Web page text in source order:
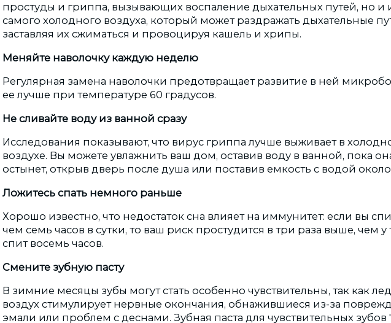
простуды и гриппа, вызывающих воспаление дыхательных путей, но и
самого холодного воздуха, который может раздражать дыхательные
заставляя их сжиматься и провоцируя кашель и хрипы.
Меняйте наволочку каждую неделю
Регулярная замена наволочки предотвращает развитие в ней
ее лучше при температуре 60 градусов.
Не сливайте воду из ванной сразу
Исследования показывают, что вирус гриппа лучше выживает в
воздухе. Вы можете увлажнить ваш дом, оставив воду в ванной, пока
остынет, открыв дверь после душа или поставив емкость с водой
Ложитесь спать немного раньше
Хорошо известно, что недостаток сна влияет на иммунитет: если вы
чем семь часов в сутки, то ваш риск простудится в три раза выше, чем у
спит восемь часов.
Смените зубную пасту
В зимние месяцы зубы могут стать особенно чувствительны, так как
воздух стимулирует нервные окончания, обнажившиеся из-за
эмали или проблем с деснами. Зубная паста для чувствительных зубов